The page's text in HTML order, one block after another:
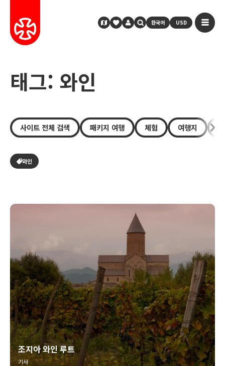
한국어 USD
태그: 와인
사이트 전체 검색 패키지 여행 체험 여행지
와인
조지아 와인 루트
기사